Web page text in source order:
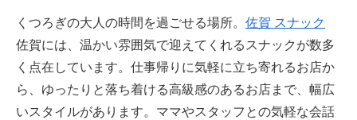
くつろぎの大人の時間を過ごせる場所。 佐賀 スナック
佐賀には、温かい雰囲気で迎えてくれるスナックが数多
く点在しています。仕事帰りに気軽に立ち寄れるお店か
ら、ゆったりと落ち着ける高級感のあるお店まで、幅広
いスタイルがあります。ママやスタッフとの気軽な会話